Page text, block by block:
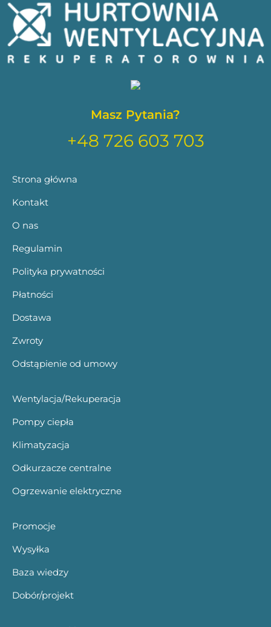
Masz Pytania?
+48 726 603 703
Strona główna
Kontakt
O nas
Regulamin
Polityka prywatności
Płatności
Dostawa
Zwroty
Odstąpienie od umowy
Wentylacja/Rekuperacja
Pompy ciepła
Klimatyzacja
Odkurzacze centralne
Ogrzewanie elektryczne
Promocje
Wysyłka
Baza wiedzy
Dobór/projekt